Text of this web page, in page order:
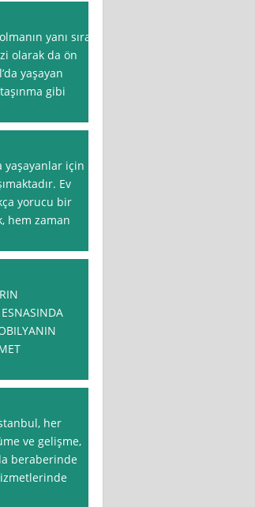
yanı sıra
olarak da ön
yaşayan
gibi
yaşayanlar için
Ev
yorucu bir
hem zaman
her
ve gelişme,
beraberinde